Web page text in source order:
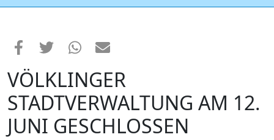
VÖLKLINGER
STADTVERWALTUNG AM 12.
JUNI GESCHLOSSEN